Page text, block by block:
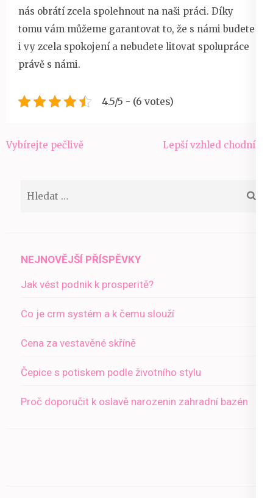
nás obrátí zcela spolehnout na naši práci. Díky
tomu vám můžeme garantovat to, že s námi budete
i vy zcela spokojení a nebudete litovat spolupráce
právě s námi.
4.5/5 - (6 votes)
Navigace
Vybírejte pečlivě Lepší vzhled chodníků
NEJNOVĚJŠÍ PŘÍSPĚVKY
Jak vést podnik k prosperitě?
Co je crm systém a k čemu slouží
Cena za vestavěné skříně
Čepice s potiskem podle životního stylu
Proč doporučit k oslavě narozenin zahradní bazén